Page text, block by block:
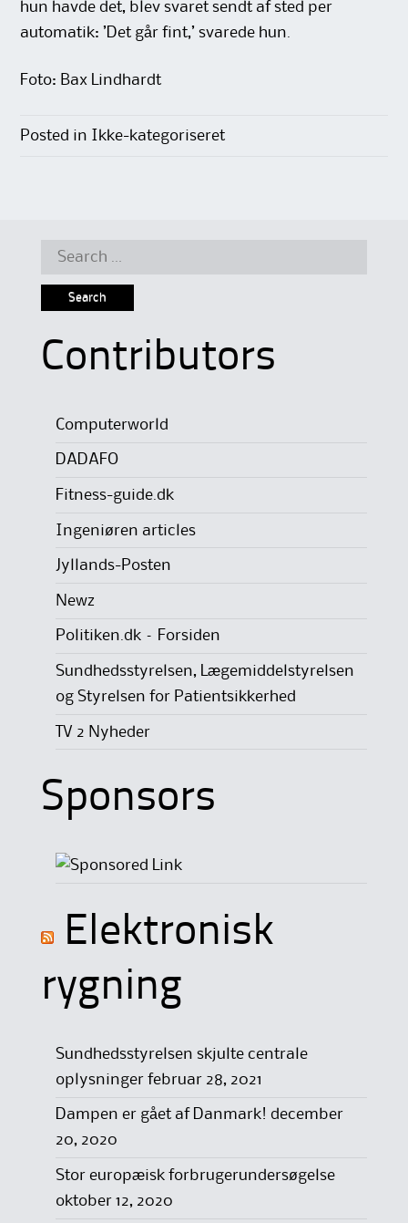
hun havde det, blev svaret sendt af sted per
automatik: ’Det går fint,’ svarede hun.
Foto: Bax Lindhardt
Posted in Ikke-kategoriseret
Search
Contributors
Computerworld
DADAFO
Fitness-guide.dk
Ingeniøren articles
Jyllands-Posten
Newz
Politiken.dk – Forsiden
Sundhedsstyrelsen, Lægemiddelstyrelsen
og Styrelsen for Patientsikkerhed
TV 2 Nyheder
Sponsors
Elektronisk
rygning
Sundhedsstyrelsen skjulte centrale
oplysninger februar 28, 2021
Dampen er gået af Danmark! december
20, 2020
Stor europæisk forbrugerundersøgelse
oktober 12, 2020